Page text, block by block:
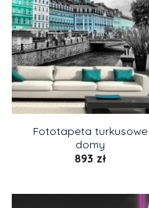
Fototapeta turkusowe
domy
893 zł